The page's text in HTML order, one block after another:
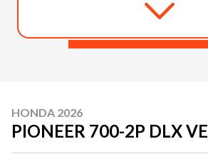
HONDA 2026
PIONEER 700-2P DLX